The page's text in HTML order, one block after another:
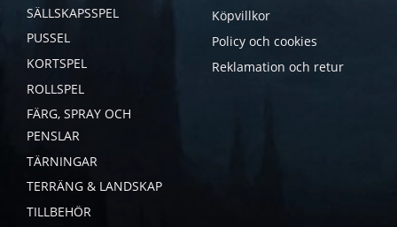
SÄLLSKAPSSPEL
PUSSEL
KORTSPEL
ROLLSPEL
FÄRG, SPRAY OCH
PENSLAR
TÄRNINGAR
TERRÄNG & LANDSKAP
TILLBEHÖR
Köpvillkor
Policy och cookies
Reklamation och retur